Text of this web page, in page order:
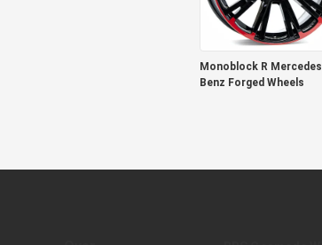
Monoblock R Mercedes
Benz Forged Wheels